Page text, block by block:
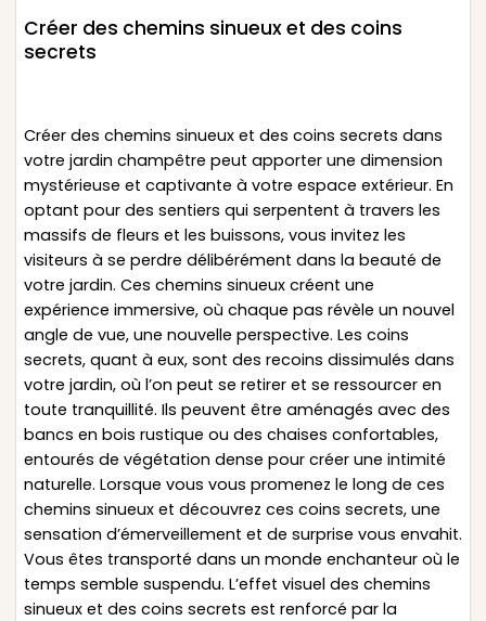
Créer des chemins sinueux et des coins
secrets
Créer des chemins sinueux et des coins secrets dans
votre jardin champêtre peut apporter une dimension
mystérieuse et captivante à votre espace extérieur. En
optant pour des sentiers qui serpentent à travers les
massifs de fleurs et les buissons, vous invitez les
visiteurs à se perdre délibérément dans la beauté de
votre jardin. Ces chemins sinueux créent une
expérience immersive, où chaque pas révèle un nouvel
angle de vue, une nouvelle perspective. Les coins
secrets, quant à eux, sont des recoins dissimulés dans
votre jardin, où l’on peut se retirer et se ressourcer en
toute tranquillité. Ils peuvent être aménagés avec des
bancs en bois rustique ou des chaises confortables,
entourés de végétation dense pour créer une intimité
naturelle. Lorsque vous vous promenez le long de ces
chemins sinueux et découvrez ces coins secrets, une
sensation d’émerveillement et de surprise vous envahit.
Vous êtes transporté dans un monde enchanteur où le
temps semble suspendu. L’effet visuel des chemins
sinueux et des coins secrets est renforcé par la